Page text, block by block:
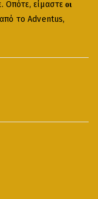
Οπότε, είμαστεοι
το Adventus,